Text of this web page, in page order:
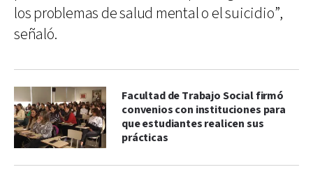
los problemas de salud mental o el suicidio”,
señaló.
Facultad de Trabajo Social firmó
convenios con instituciones para
que estudiantes realicen sus
prácticas